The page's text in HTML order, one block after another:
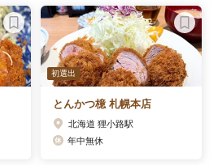
初選出
とんかつ檍 札幌本店
北海道 狸小路駅
年中無休